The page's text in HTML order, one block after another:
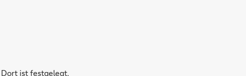
ist festgelegt,